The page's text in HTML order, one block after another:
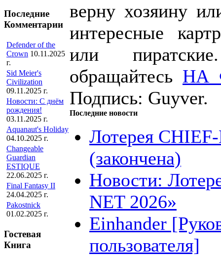
Последние
Комментарии
Defender of the
Crown 10.11.2025
г.
Sid Meier's
Civilization
09.11.2025 г.
Новости: С днём
рождения!
03.11.2025 г.
Aquanaut's Holiday
04.10.2025 г.
Changeable
Guardian
ESTIQUE
22.06.2025 г.
Final Fantasy II
24.04.2025 г.
Pakostnick
01.02.2025 г.
Гостевая
Книга
верну хозяину
интересные
или
обращайтесь НА
Подпись: Guyver.
Последние новости
Лотерея
(закончена)
Новости:
NET 2026»
Einhander
пользователя]